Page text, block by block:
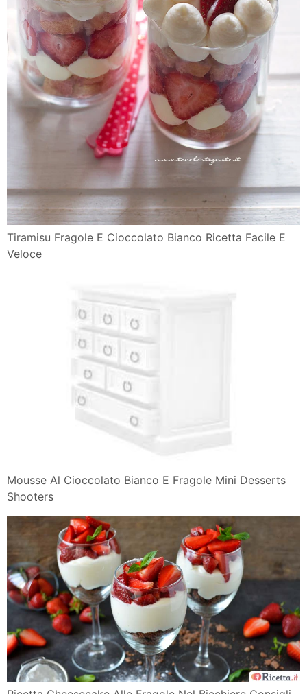
Tiramisu Fragole E Cioccolato Bianco Ricetta Facile E
Veloce
Mousse Al Cioccolato Bianco E Fragole Mini Desserts
Shooters